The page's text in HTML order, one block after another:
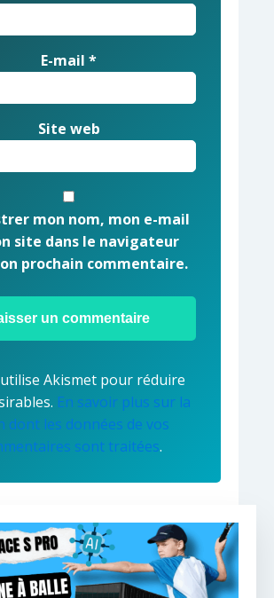
E-mail *
Site web
mon nom, mon e-mail
site dans le navigateur
prochain commentaire.
Akismet pour réduire
En savoir plus sur la
dont les données de vos
sont traitées.